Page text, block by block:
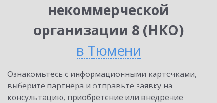
некоммерческой
организации 8 (НКО)
в Тюмени
Ознакомьтесь с информационными карточками,
выберите партнёра и отправьте заявку на
консультацию, приобретение или внедрение